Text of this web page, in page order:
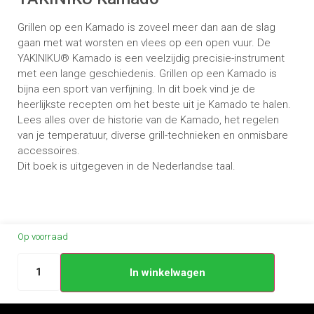
Grillen op een Kamado is zoveel meer dan aan de slag
gaan met wat worsten en vlees op een open vuur. De
YAKINIKU® Kamado is een veelzijdig precisie-instrument
met een lange geschiedenis. Grillen op een Kamado is
bijna een sport van verfijning. In dit boek vind je de
heerlijkste recepten om het beste uit je Kamado te halen.
Lees alles over de historie van de Kamado, het regelen
van je temperatuur, diverse grill-technieken en onmisbare
accessoires.
Dit boek is uitgegeven in de Nederlandse taal.
Op voorraad
In winkelwagen